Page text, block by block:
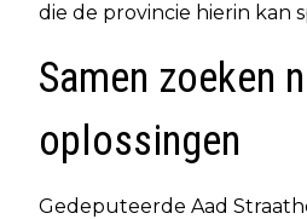
die de provincie hierin kan
Samen zoeken
oplossingen
Gedeputeerde Aad